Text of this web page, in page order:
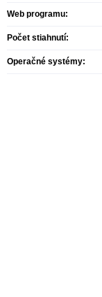
Web programu:
Počet stiahnutí:
Operačné systémy: